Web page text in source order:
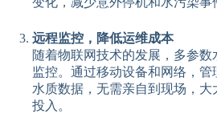
远程监控，降低运维成本
随着物联网技术的发展，多参
监控。通过移动设备和网络，
水质数据，无需亲自到现场，
投入。